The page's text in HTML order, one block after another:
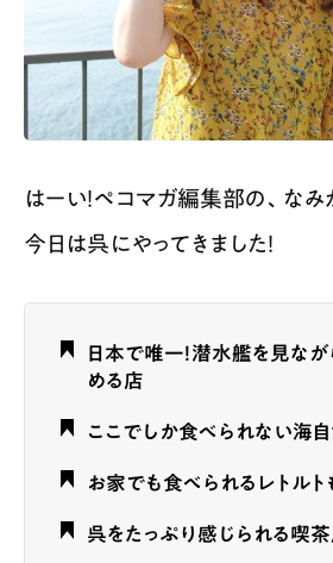
はーい！ペコマガ編集部の、なみ
今日は呉にやってきました！
日本で唯一！潜水艦を見な
める店
ここでしか食べられない海
お家でも食べられるレトルト
呉をたっぷり感じられる喫